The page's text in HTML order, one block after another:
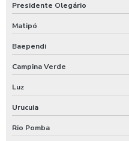
Presidente Olegário
Matipó
Baependi
Campina Verde
Luz
Urucuia
Rio Pomba